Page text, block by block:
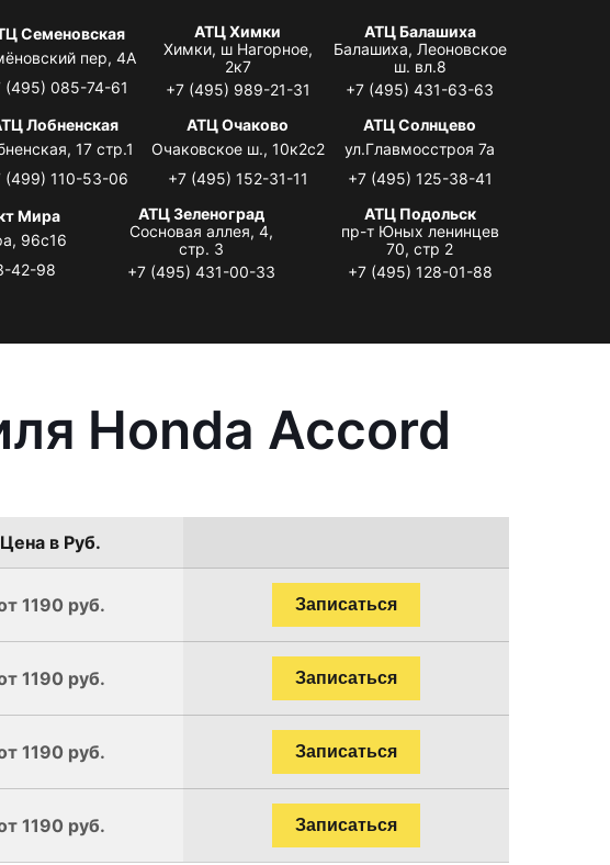
Семеновская
пер, 4А
(495) 085-74-61
АТЦ Химки
Химки, ш Нагорное,
2к7
+7 (495) 989-21-31
АТЦ Балашиха
Балашиха, Леоновское
ш. вл.8
+7 (495) 431-63-63
Лобненская
17 стр.1
(499) 110-53-06
АТЦ Очаково
Очаковское ш., 10к2с2
+7 (495) 152-31-11
АТЦ Солнцево
ул.Главмосстроя 7а
+7 (495) 125-38-41
Мира
96с16
42-98
АТЦ Зеленоград
Сосновая аллея, 4,
стр. 3
+7 (495) 431-00-33
АТЦ Подольск
пр-т Юных ленинцев
70, стр 2
+7 (495) 128-01-88
Honda Accord
Цена в Руб.
1190 руб. Записаться
1190 руб. Записаться
1190 руб. Записаться
1190 руб. Записаться